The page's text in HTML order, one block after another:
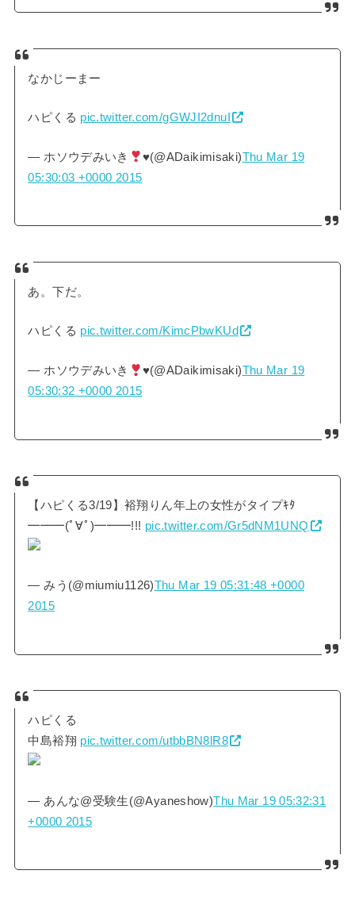
なかじーまー
ハピくる pic.twitter.com/gGWJI2dnuI
— ホソウデみいき ♥(@ADaikimisaki)Thu Mar 19
05:30:03 +0000 2015
あ。下だ。
ハピくる pic.twitter.com/KimcPbwKUd
— ホソウデみいき ♥(@ADaikimisaki)Thu Mar 19
05:30:32 +0000 2015
【ハピくる3/19】裕翔りん年上の女性がタイプｷﾀ
━━━(ﾟ∀ﾟ)━━━!!! pic.twitter.com/Gr5dNM1UNQ
— みう(@miumiu1126)Thu Mar 19 05:31:48 +0000
2015
ハピくる
中島裕翔 pic.twitter.com/utbbBN8lR8
— あんな@受験生(@Ayaneshow)Thu Mar 19 05:32:31
+0000 2015